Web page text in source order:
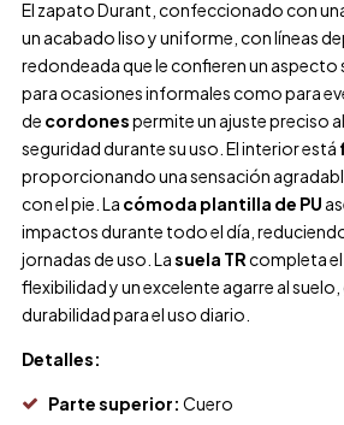
El zapato Durant, confeccionado con
un acabado liso y uniforme, con líneas
redondeada que le confieren un
para ocasiones informales como para
de cordonespermite un ajuste preciso
seguridad durante su uso. El interior está
proporcionando una sensación
con el pie. La cómoda plantilla de PU
impactos durante todo el día,
jornadas de uso. Lasuela TRcompleta
flexibilidad y un excelente agarre al
durabilidad para el uso diario.
Detalles:
Parte superior: Cuero